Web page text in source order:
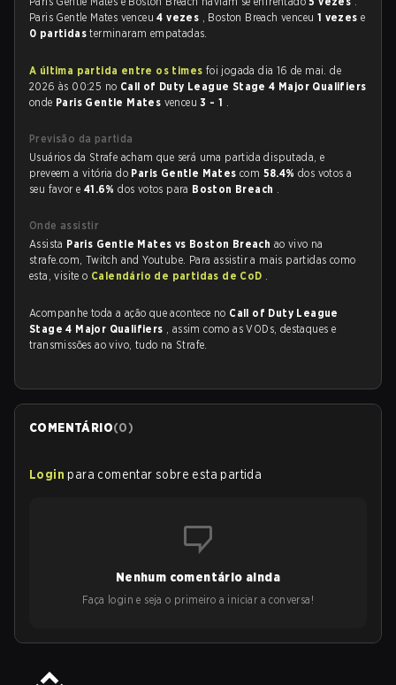
Paris Gentle Mates venceu4 vezes , Boston Breach venceu 1 vezese
0 partidasterminaram empatadas.
A última partida entre os times foi jogada dia 16 de mai. de
2026 às 00:25 no Call of Duty League Stage 4 Major Qualifiers
onde Paris Gentle Mates venceu3 - 1 .
Previsão da partida
Usuários da Strafe acham que será uma partida disputada, e
preveem a vitória do Paris Gentle Matescom 58.4%dos votos a
seu favor e 41.6%dos votos para Boston Breach .
Onde assistir
Assista Paris Gentle Mates vs Boston Breach ao vivo na
strafe.com, Twitch and Youtube. Para assistir a mais partidas como
esta, visite o Calendário de partidas de CoD .
Acompanhe toda a ação que acontece no Call of Duty League
Stage 4 Major Qualifiers , assim como as VODs, destaques e
transmissões ao vivo, tudo na Strafe.
COMENTÁRIO(0)
Login para comentar sobre esta partida
Nenhum comentário ainda
Faça login e seja o primeiro a iniciar a conversa!